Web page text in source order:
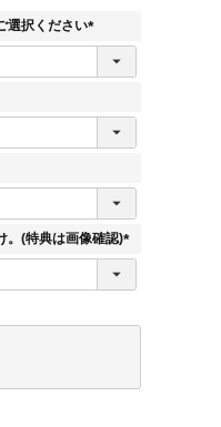
選択ください
(
。(特典は画像確認)
(
)